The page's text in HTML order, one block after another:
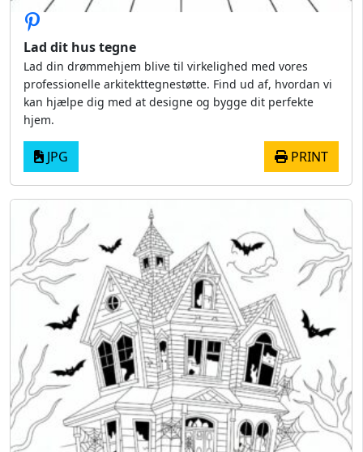
Lad dit hus tegne
Lad din drømmehjem blive til virkelighed med vores
professionelle arkitekttegnestøtte. Find ud af, hvordan vi
kan hjælpe dig med at designe og bygge dit perfekte
hjem.
JPG PRINT